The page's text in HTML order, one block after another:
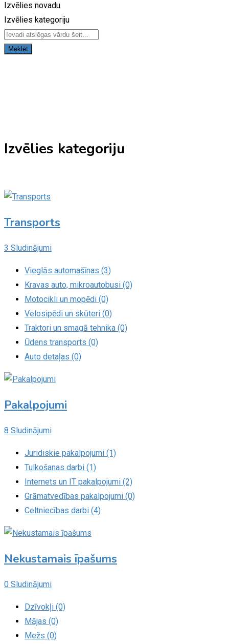
Izvēlies novadu
Izvēlies kategoriju
Meklēt
Izvēlies kategoriju
Transports
3 Sludinājumi
Vieglās automašīnas (3)
Kravas auto, mikroautobusi (0)
Motocikli un mopēdi (0)
Velosipēdi un skūteri (0)
Traktori un smagā tehnika (0)
Ūdens transports (0)
Auto detaļas (0)
Pakalpojumi
8 Sludinājumi
Juridiskie pakalpojumi (1)
Tulkošanas darbi (1)
Internets un IT pakalpojumi (2)
Grāmatvedības pakalpojumi (0)
Celtniecības darbi (4)
Nekustamais īpašums
0 Sludinājumi
Dzīvokļi (0)
Mājas (0)
Mežs (0)